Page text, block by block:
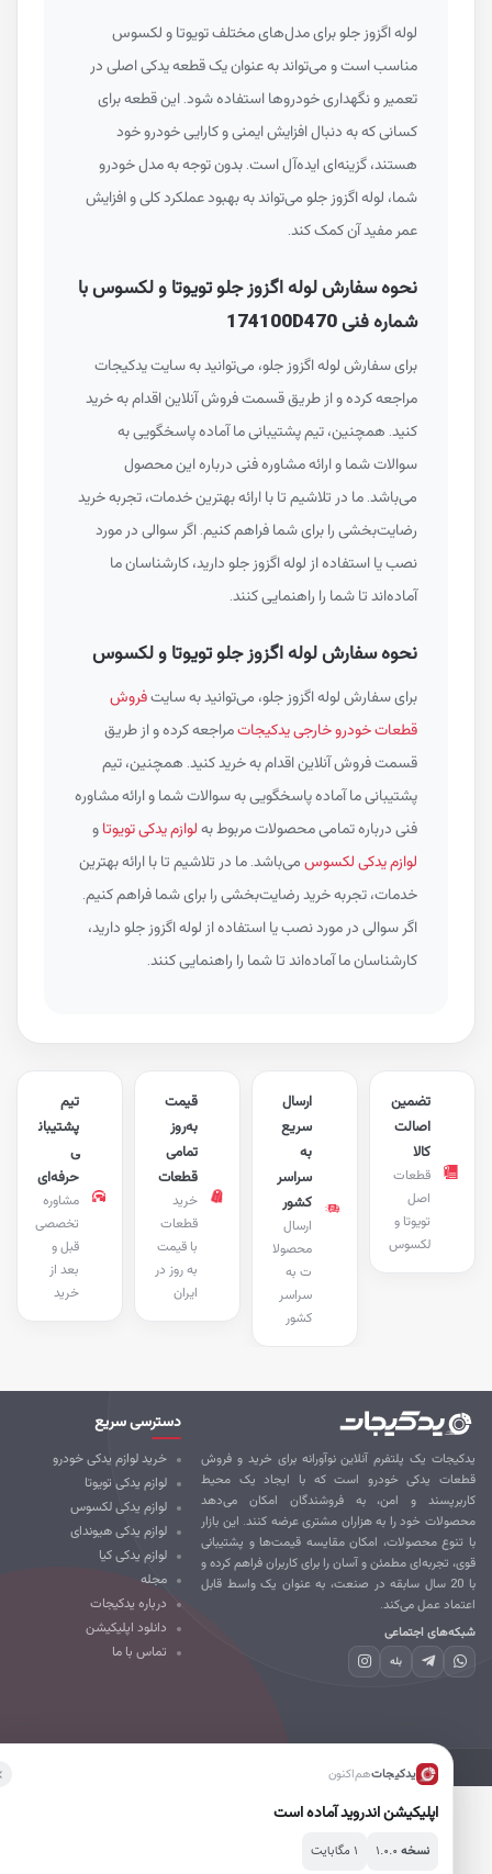
لوله اگزوز جلو برای مدل‌های مختلف تویوتا و لکسوس
مناسب است و می‌تواند به عنوان یک قطعه یدکی اصلی در
تعمیر و نگهداری خودروها استفاده شود. این قطعه برای
کسانی که به دنبال افزایش ایمنی و کارایی خودرو خود
هستند، گزینه‌ای ایده‌آل است. بدون توجه به مدل خودرو
شما، لوله اگزوز جلو می‌تواند به بهبود عملکرد کلی و افزایش
عمر مفید آن کمک کند.
نحوه سفارش لوله اگزوز جلو تویوتا و لکسوس با
شماره فنی 174100D470
برای سفارش لوله اگزوز جلو، می‌توانید به سایت یدکیجات
مراجعه کرده و از طریق قسمت فروش آنلاین اقدام به خرید
کنید. همچنین، تیم پشتیبانی ما آماده پاسخگویی به
سوالات شما و ارائه مشاوره فنی درباره این محصول
می‌باشد. ما در تلاشیم تا با ارائه بهترین خدمات، تجربه خرید
رضایت‌بخشی را برای شما فراهم کنیم. اگر سوالی در مورد
نصب یا استفاده از لوله اگزوز جلو دارید، کارشناسان ما
آماده‌اند تا شما را راهنمایی کنند.
نحوه سفارش لوله اگزوز جلو تویوتا و لکسوس
برای سفارش لوله اگزوز جلو، می‌توانید به سایتفروش
قطعات خودرو خارجی یدکیجاتمراجعه کرده و از طریق
قسمت فروش آنلاین اقدام به خرید کنید. همچنین، تیم
پشتیبانی ما آماده پاسخگویی به سوالات شما و ارائه مشاوره
فنی درباره تمامی محصولات مربوط بهلوازم یدکی تویوتاو
لوازم یدکی لکسوسمی‌باشد. ما در تلاشیم تا با ارائه بهترین
خدمات، تجربه خرید رضایت‌بخشی را برای شما فراهم کنیم.
اگر سوالی در مورد نصب یا استفاده از لوله اگزوز جلو دارید،
کارشناسان ما آماده‌اند تا شما را راهنمایی کنند.
پشتیبان
حرفه‌ای
مشاوره
تخصصی
قبل و
بعد از
خرید
قیمت
به‌روز
تمامی
قطعات
خرید
قطعات
با قیمت
به روز در
ایران
ارسال
سریع
سراسر
کشور
ارسال
محصولا
ت به
سراسر
کشور
تضمین
اصالت
قطعات
تویوتا و
لکسوس
یک پلتفرم آنلاین نوآورانه برای خرید و فروش
یدکی خودرو است که با ایجاد یک محیط
و امن، به فروشندگان امکان می‌دهد
خود را به هزاران مشتری عرضه کنند. این بازار
تنوع محصولات، امکان مقایسه قیمت‌ها و پشتیبانی
تجربه‌ای مطمئن و آسان را برای کاربران فراهم کرده و
با 20 سال سابقه در صنعت، به عنوان یک واسط قابل
عمل می‌کند.
اجتماعی
بله
دسترسی سریع
خرید لوازم یدکی خودرو
لوازم یدکی تویوتا
لوازم یدکی لکسوس
لوازم یدکی هیوندای
لوازم یدکی کیا
مجله
درباره یدکیجات
دانلود اپلیکیشن
تماس با ما
تمامی حقوق برای یدکیجات محفوظ است. یدکیجاتهم‌اکنون
اپلیکیشن اندروید آماده است
نسخه۱.۰.۰ ۱ مگابایت